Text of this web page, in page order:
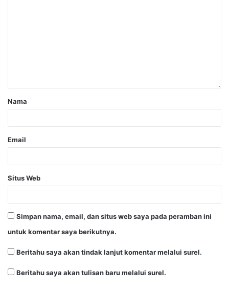
Nama
Email
Situs Web
Simpan nama, email, dan situs web saya pada peramban ini
untuk komentar saya berikutnya.
Beritahu saya akan tindak lanjut komentar melalui surel.
Beritahu saya akan tulisan baru melalui surel.